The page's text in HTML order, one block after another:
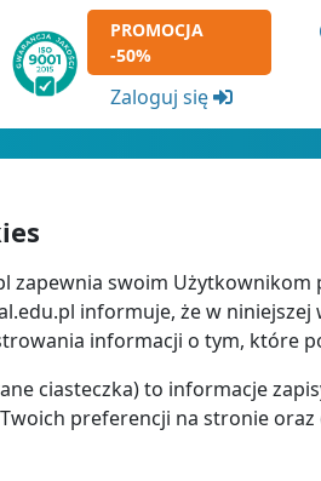
PROMOCJA
-50%
Zaloguj się
zapewnia swoim
informuje, że w
informacji o tym, które
ciasteczka) to informacje
preferencji na stronie